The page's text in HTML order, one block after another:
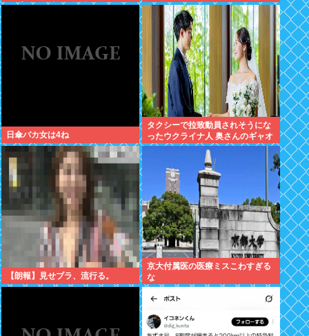
ンプ への輸出も3割減
た』って噂は嘘。開発チームに日
本人は0人です」
日傘バカ女は4ね
タクシーで拉致動員されそうにな
ったウクライナ人 奥さんのギャオ
オオオオンで助かる
【朗報】見せブラ、流行る。
京大付属医の医療ミスこわすぎる
な